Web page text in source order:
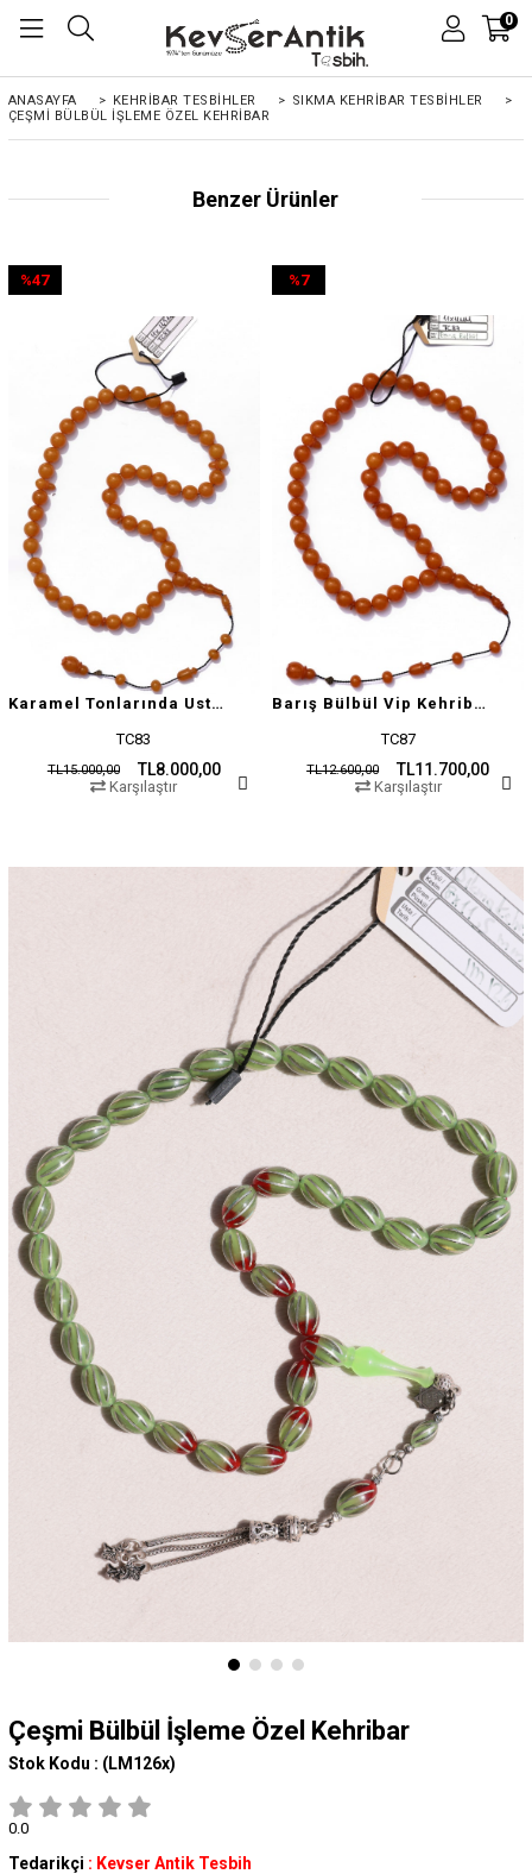
0
ANASAYFA > KEHRIBAR TESBIHLER > SIKMA KEHRİBAR TESBİHLER
>
ÇEŞMI BÜLBÜL İŞLEME ÖZEL KEHRIBAR
Benzer Ürünler
Karamel Tonlarında Usta İşçilikli Tesbih
TC83
TL8.000,00
TL15.000,00
%47
Karşılaştır
Barış Bülbül Vip Kehribar Tesbih
TC87
TL11.700,00
TL12.600,00
%7
Karşılaştır
Çeşmi Bülbül İşleme Özel Kehribar
Stok Kodu : (LM126x)
0.0
Tedarikçi : Kevser Antik Tesbih